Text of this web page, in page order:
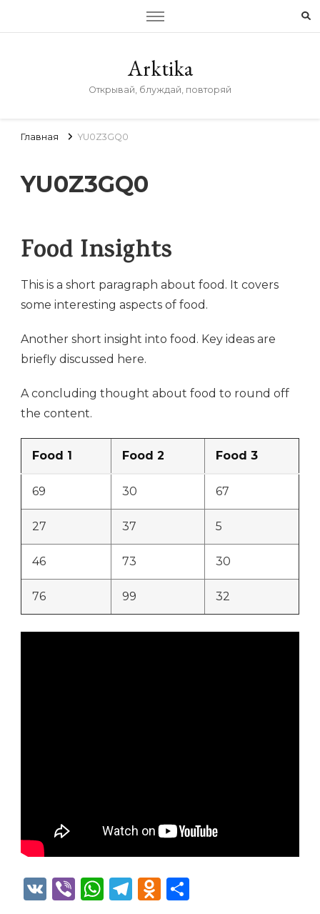
Arktika
Открывай, блуждай, повторяй
Главная YU0Z3GQ0
YU0Z3GQ0
Food Insights
This is a short paragraph about food. It covers
some interesting aspects of food.
Another short insight into food. Key ideas are
briefly discussed here.
A concluding thought about food to round off
the content.
Food 1 Food 2 Food 3
69 30 67
27 37 5
46 73 30
76 99 32
VK ViberWhatsApp
Telegram
Odnoklassniki